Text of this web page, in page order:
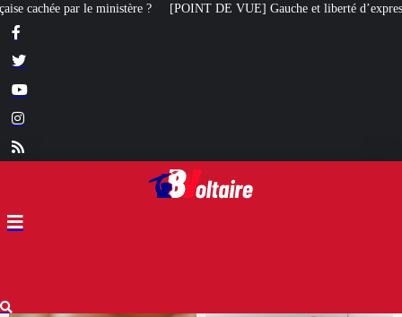
[POINT DE VUE] Gauche et liberté d’expression : Marine Tondelier veut